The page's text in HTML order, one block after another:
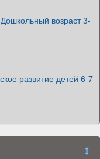
возраст 3-
развитие детей 6-7